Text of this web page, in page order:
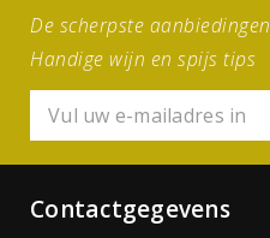
De scherpste aanbiedingen
Handige wijn en spijs tips
Contactgegevens